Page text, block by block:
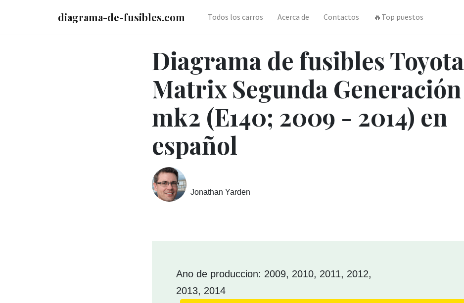
diagrama-de-fusibles.com Todos los carros Acerca de Contactos 🔥Top puestos
Diagrama de fusibles Toyota
Matrix Segunda Generación
mk2 (E140; 2009 - 2014) en
español
Jonathan Yarden
Ano de produccion: 2009, 2010, 2011, 2012,
2013, 2014